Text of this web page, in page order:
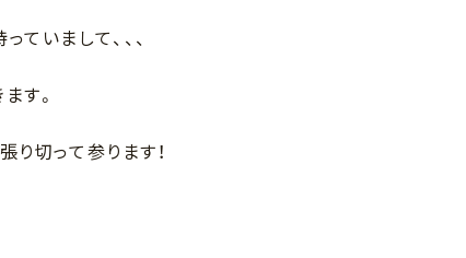
いまして、、、
す。
切って参ります！